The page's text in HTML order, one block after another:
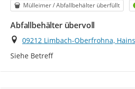
Kategorie
Mülleimer / Abfallbehälter überfüllt
Abfallbehälter übervoll
Ort
09212 Limbach-Oberfrohna,
Siehe Betreff